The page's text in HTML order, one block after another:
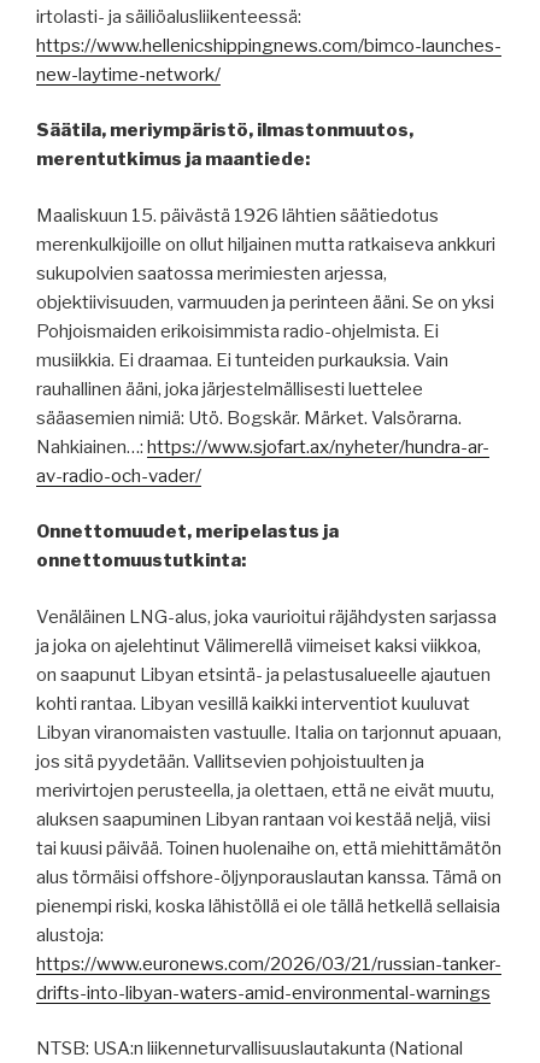
irtolasti- ja säiliöalusliikenteessä:
https://www.hellenicshippingnews.com/bimco-launches-
new-laytime-network/
Säätila, meriympäristö, ilmastonmuutos,
merentutkimus ja maantiede:
Maaliskuun 15. päivästä 1926 lähtien säätiedotus
merenkulkijoille on ollut hiljainen mutta ratkaiseva ankkuri
sukupolvien saatossa merimiesten arjessa,
objektiivisuuden, varmuuden ja perinteen ääni. Se on yksi
Pohjoismaiden erikoisimmista radio-ohjelmista. Ei
musiikkia. Ei draamaa. Ei tunteiden purkauksia. Vain
rauhallinen ääni, joka järjestelmällisesti luettelee
sääasemien nimiä: Utö. Bogskär. Märket. Valsörarna.
Nahkiainen…: https://www.sjofart.ax/nyheter/hundra-ar-
av-radio-och-vader/
Onnettomuudet, meripelastus ja
onnettomuustutkinta:
Venäläinen LNG-alus, joka vaurioitui räjähdysten sarjassa
ja joka on ajelehtinut Välimerellä viimeiset kaksi viikkoa,
on saapunut Libyan etsintä- ja pelastusalueelle ajautuen
kohti rantaa. Libyan vesillä kaikki interventiot kuuluvat
Libyan viranomaisten vastuulle. Italia on tarjonnut apuaan,
jos sitä pyydetään. Vallitsevien pohjoistuulten ja
merivirtojen perusteella, ja olettaen, että ne eivät muutu,
aluksen saapuminen Libyan rantaan voi kestää neljä, viisi
tai kuusi päivää. Toinen huolenaihe on, että miehittämätön
alus törmäisi offshore-öljynporauslautan kanssa. Tämä on
pienempi riski, koska lähistöllä ei ole tällä hetkellä sellaisia ​​​​
alustoja:
https://www.euronews.com/2026/03/21/russian-tanker-
drifts-into-libyan-waters-amid-environmental-warnings
NTSB: USA:n liikenneturvallisuuslautakunta (National